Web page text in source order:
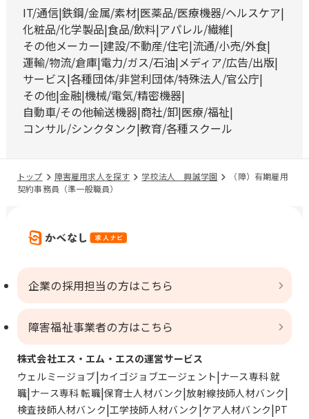
IT/通信 鉄鋼/金属/素材 医薬品/医療機器/ヘルスケア
化粧品/化学製品 食品/飲料 アパレル/繊維
その他メーカー 建設/不動産/住宅 流通/小売/外食
運輸/物流/倉庫 電力/ガス/石油 メディア/広告/出版
サービス 各種団体/非営利団体/特殊法人/官公庁
その他 金融 機械/電気/精密機器
自動車/その他輸送機器 商社/卸 医療/福祉
コンサル/シンクタンク 教育/各種スクール
トップ 障害雇用求人を探す 学校法人 興誠学園
（障）有期雇用
契約事務員（準一般職員）
企業の採用担当の方はこちら
障害福祉事業者の方はこちら
株式会社エス・エム・エスの運営サービス
ウェルミージョブ カイゴジョブエージェント ナース専科 就
職 ナース専科 転職 保育士人材バンク 放射線技師人材バンク
検査技師人材バンク 工学技師人材バンク ケア人材バンク PT